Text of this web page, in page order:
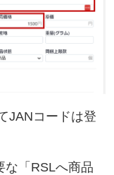
JANコードは登
な「RSLへ商品